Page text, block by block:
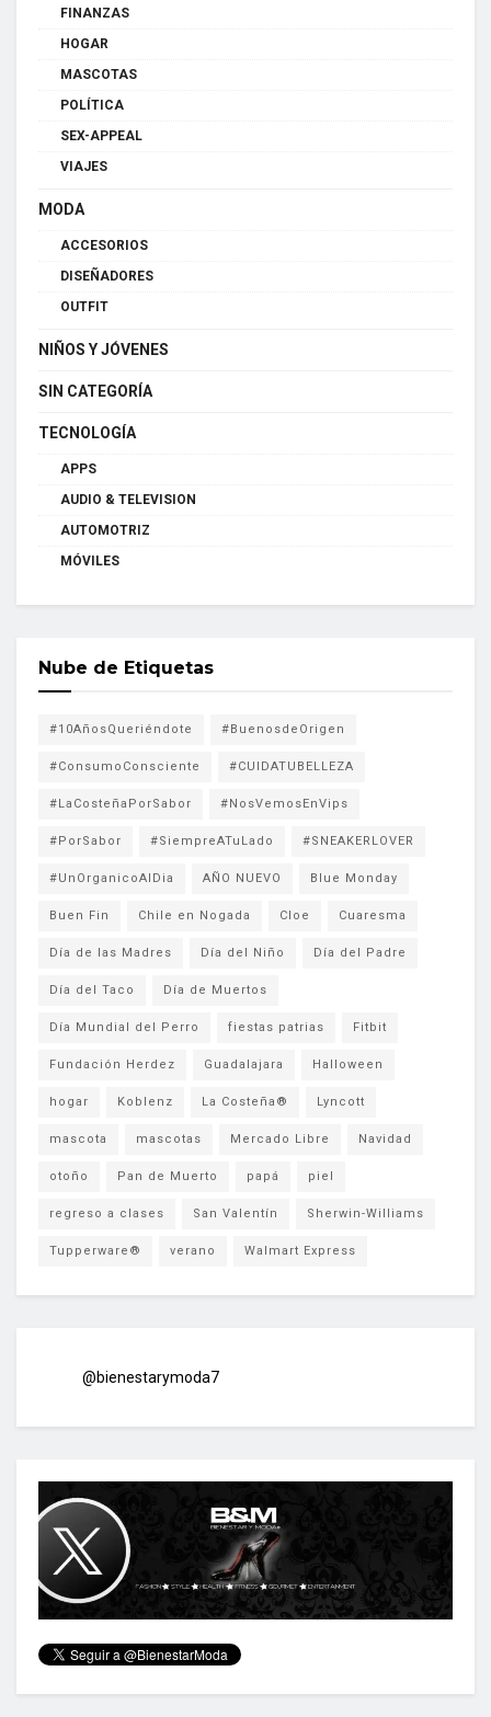
FINANZAS
HOGAR
MASCOTAS
POLÍTICA
SEX-APPEAL
VIAJES
MODA
ACCESORIOS
DISEÑADORES
OUTFIT
NIÑOS Y JÓVENES
SIN CATEGORÍA
TECNOLOGÍA
APPS
AUDIO & TELEVISION
AUTOMOTRIZ
MÓVILES
Nube de Etiquetas
#10AñosQueriéndote #BuenosdeOrigen
#ConsumoConsciente #CUIDATUBELLEZA
#LaCosteñaPorSabor #NosVemosEnVips
#PorSabor #SiempreATuLado #SNEAKERLOVER
#UnOrganicoAlDia AÑO NUEVO Blue Monday
Buen Fin Chile en Nogada Cloe Cuaresma
Día de las Madres Día del Niño Día del Padre
Día del Taco Día de Muertos
Día Mundial del Perro fiestas patrias Fitbit
Fundación Herdez Guadalajara Halloween
hogar Koblenz La Costeña® Lyncott
mascota mascotas Mercado Libre Navidad
otoño Pan de Muerto papá piel
regreso a clases San Valentín Sherwin-Williams
Tupperware® verano Walmart Express
@bienestarymoda7